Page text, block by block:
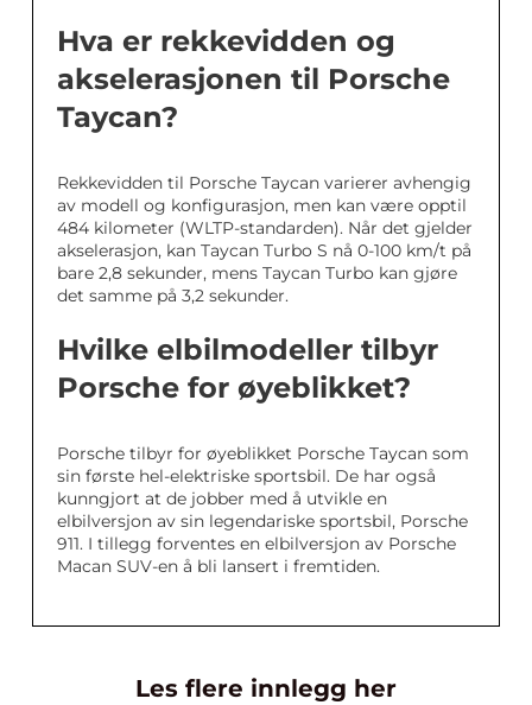
Hva er rekkevidden og
akselerasjonen til Porsche
Taycan?
Rekkevidden til Porsche Taycan varierer avhengig
av modell og konfigurasjon, men kan være opptil
484 kilometer (WLTP-standarden). Når det gjelder
akselerasjon, kan Taycan Turbo S nå 0-100 km/t på
bare 2,8 sekunder, mens Taycan Turbo kan gjøre
det samme på 3,2 sekunder.
Hvilke elbilmodeller tilbyr
Porsche for øyeblikket?
Porsche tilbyr for øyeblikket Porsche Taycan som
sin første hel-elektriske sportsbil. De har også
kunngjort at de jobber med å utvikle en
elbilversjon av sin legendariske sportsbil, Porsche
911. I tillegg forventes en elbilversjon av Porsche
Macan SUV-en å bli lansert i fremtiden.
Les flere innlegg her